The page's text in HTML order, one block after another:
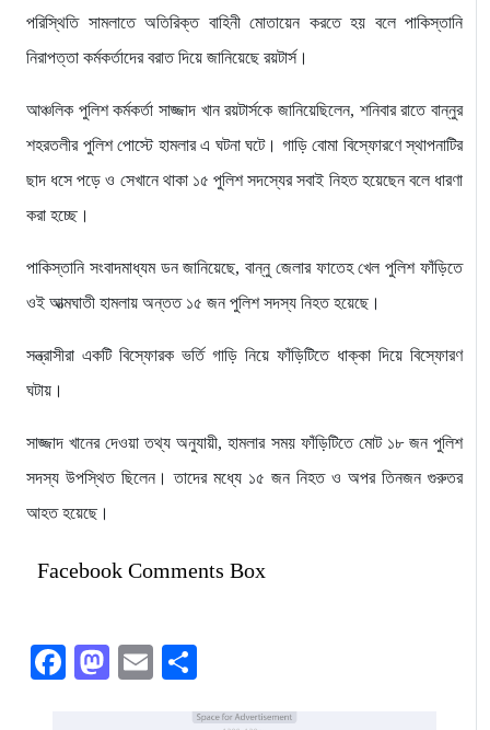
পরিস্থিতি সামলাতে অতিরিক্ত বাহিনী মোতায়েন করতে হয় বলে পাকিস্তানি
নিরাপত্তা কর্মকর্তাদের বরাত দিয়ে জানিয়েছে রয়টার্স।
আঞ্চলিক পুলিশ কর্মকর্তা সাজ্জাদ খান রয়টার্সকে জানিয়েছিলেন, শনিবার রাতে বান্নুর
শহরতলীর পুলিশ পোস্টে হামলার এ ঘটনা ঘটে। গাড়ি বোমা বিস্ফোরণে স্থাপনাটির
ছাদ ধসে পড়ে ও সেখানে থাকা ১৫ পুলিশ সদস্যের সবাই নিহত হয়েছেন বলে ধারণা
করা হচ্ছে।
পাকিস্তানি সংবাদমাধ্যম ডন জানিয়েছে, বান্নু জেলার ফাতেহ খেল পুলিশ ফাঁড়িতে
ওই আত্মঘাতী হামলায় অন্তত ১৫ জন পুলিশ সদস্য নিহত হয়েছে।
সন্ত্রাসীরা একটি বিস্ফোরক ভর্তি গাড়ি নিয়ে ফাঁড়িটিতে ধাক্কা দিয়ে বিস্ফোরণ
ঘটায়।
সাজ্জাদ খানের দেওয়া তথ্য অনুযায়ী, হামলার সময় ফাঁড়িটিতে মোট ১৮ জন পুলিশ
সদস্য উপস্থিত ছিলেন। তাদের মধ্যে ১৫ জন নিহত ও অপর তিনজন গুরুতর
আহত হয়েছে।
Facebook Comments Box
Facebook
Mastodon
Email